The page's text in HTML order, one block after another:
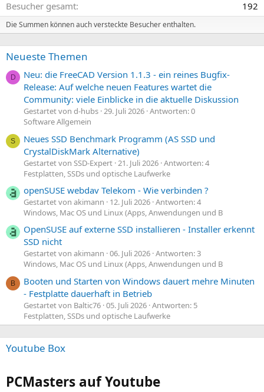
Besucher gesamt
192
Die Summen können auch versteckte Besucher enthalten.
Neueste Themen
D
Neu: die FreeCAD Version 1.1.3 - ein reines Bugfix-
Release: Auf welche neuen Features wartet die
Community: viele Einblicke in die aktuelle Diskussion
Gestartet von d-hubs 29. Juli 2026 Antworten: 0
Software Allgemein
S
Neues SSD Benchmark Programm (AS SSD und
CrystalDiskMark Alternative)
Gestartet von SSD-Expert 21. Juli 2026 Antworten: 4
Festplatten, SSDs und optische Laufwerke
openSUSE webdav Telekom - Wie verbinden ?
Gestartet von akimann 12. Juli 2026 Antworten: 4
Windows, Mac OS und Linux (Apps, Anwendungen und B
OpenSUSE auf externe SSD installieren - Installer erkennt
SSD nicht
Gestartet von akimann 06. Juli 2026 Antworten: 3
Windows, Mac OS und Linux (Apps, Anwendungen und B
B
Booten und Starten von Windows dauert mehre Minuten
- Festplatte dauerhaft in Betrieb
Gestartet von Baltic76 05. Juli 2026 Antworten: 5
Festplatten, SSDs und optische Laufwerke
Youtube Box
PCMasters auf Youtube